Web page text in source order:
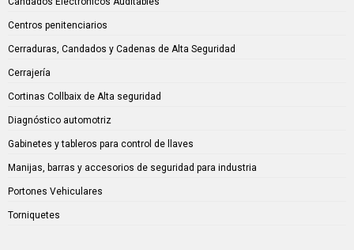
Centros penitenciarios
Cerraduras, Candados y Cadenas de Alta Seguridad
Cerrajería
Cortinas Collbaix de Alta seguridad
Diagnóstico automotriz
Gabinetes y tableros para control de llaves
Manijas, barras y accesorios de seguridad para industria
Portones Vehiculares
Torniquetes